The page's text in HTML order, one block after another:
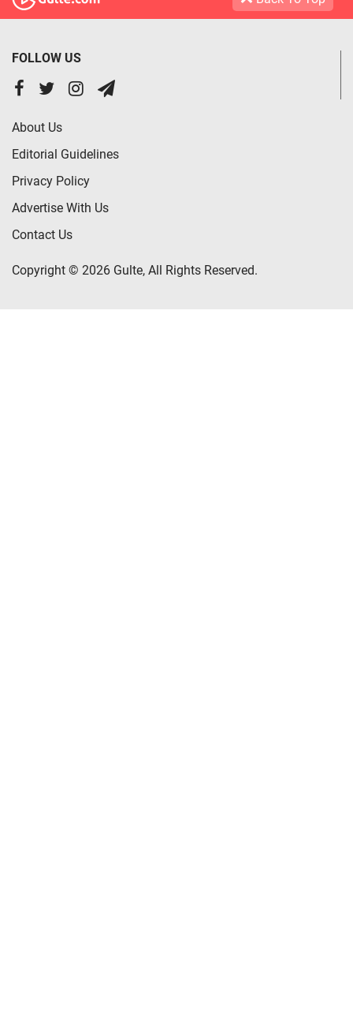
FOLLOW US
About Us
Editorial Guidelines
Privacy Policy
Advertise With Us
Contact Us
Copyright © 2026 Gulte, All Rights Reserved.